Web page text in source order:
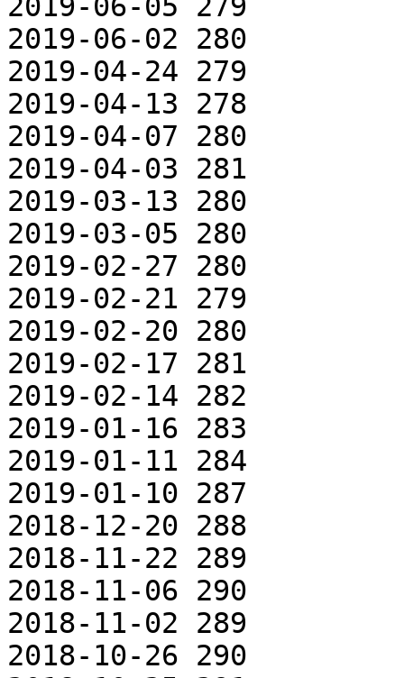
2019-06-05 279
2019-06-02 280
2019-04-24 279
2019-04-13 278
2019-04-07 280
2019-04-03 281
2019-03-13 280
2019-03-05 280
2019-02-27 280
2019-02-21 279
2019-02-20 280
2019-02-17 281
2019-02-14 282
2019-01-16 283
2019-01-11 284
2019-01-10 287
2018-12-20 288
2018-11-22 289
2018-11-06 290
2018-11-02 289
2018-10-26 290